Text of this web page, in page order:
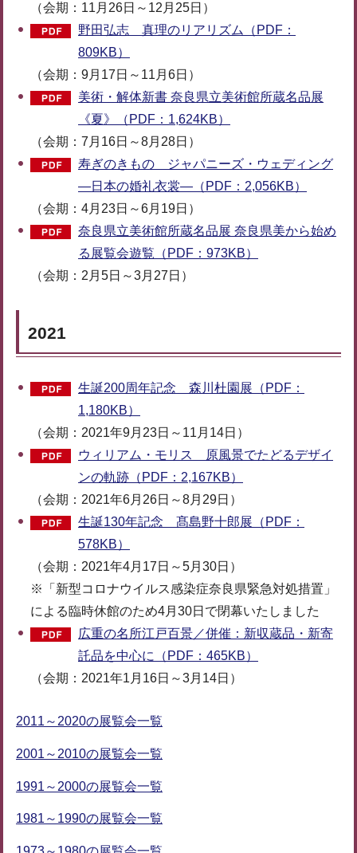
（会期：11月26日～12月25日）
野田弘志 真理のリアリズム（PDF：
809KB）
（会期：9月17日～11月6日）
美術・解体新書 奈良県立美術館所蔵名品展
《夏》（PDF：1,624KB）
（会期：7月16日～8月28日）
寿ぎのきもの ジャパニーズ・ウェディング
―日本の婚礼衣裳―（PDF：2,056KB）
（会期：4月23日～6月19日）
奈良県立美術館所蔵名品展 奈良県美から始め
る展覧会遊覧（PDF：973KB）
（会期：2月5日～3月27日）
2021
生誕200周年記念 森川杜園展（PDF：
1,180KB）
（会期：2021年9月23日～11月14日）
ウィリアム・モリス 原風景でたどるデザイ
ンの軌跡（PDF：2,167KB）
（会期：2021年6月26日～8月29日）
生誕130年記念 髙島野十郎展（PDF：
578KB）
（会期：2021年4月17日～5月30日）
※「新型コロナウイルス感染症奈良県緊急対処措置」
による臨時休館のため4月30日で閉幕いたしました
広重の名所江戸百景／併催：新収蔵品・新寄
託品を中心に（PDF：465KB）
（会期：2021年1月16日～3月14日）
2011～2020の展覧会一覧
2001～2010の展覧会一覧
1991～2000の展覧会一覧
1981～1990の展覧会一覧